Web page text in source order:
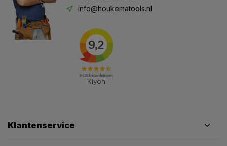
info@houkematools.nl
Klantenservice